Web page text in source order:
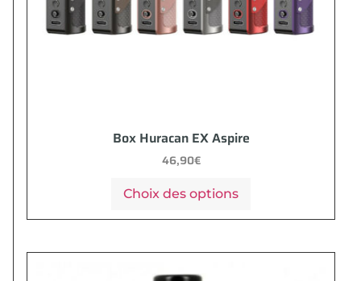
Box Huracan EX Aspire
46,90€
Choix des options